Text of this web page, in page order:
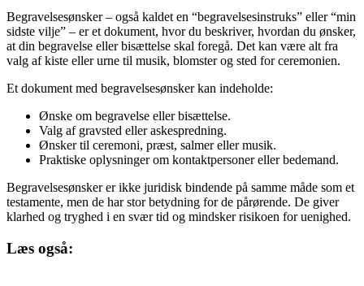
Begravelsesønsker – også kaldet en “begravelsesinstruks” eller “min
sidste vilje” – er et dokument, hvor du beskriver, hvordan du ønsker,
at din begravelse eller bisættelse skal foregå. Det kan være alt fra
valg af kiste eller urne til musik, blomster og sted for ceremonien.
Et dokument med begravelsesønsker kan indeholde:
Ønske om begravelse eller bisættelse.
Valg af gravsted eller askespredning.
Ønsker til ceremoni, præst, salmer eller musik.
Praktiske oplysninger om kontaktpersoner eller bedemand.
Begravelsesønsker er ikke juridisk bindende på samme måde som et
testamente, men de har stor betydning for de pårørende. De giver
klarhed og tryghed i en svær tid og mindsker risikoen for uenighed.
Læs også: